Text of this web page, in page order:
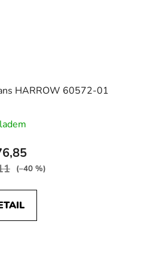
HARROW 60572-01
(–40 %)